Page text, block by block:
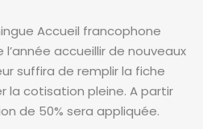
Accueil francophone
accueillir de nouveaux
suffira de remplir la fiche
la cotisation pleine. A partir
de 50% sera appliquée.